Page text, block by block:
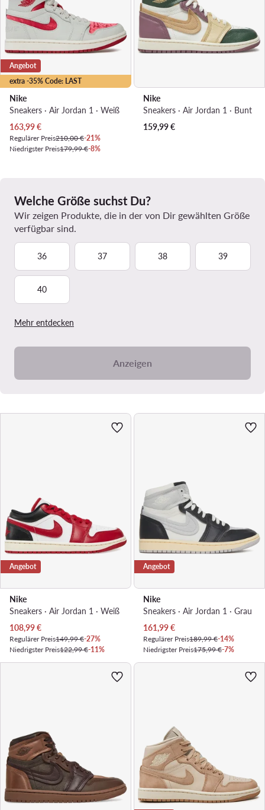
extra -35% Code: LAST
Angebot
Nike
Sneakers · Air Jordan 1 · Weiß
Aktueller Preis
163,99€
Regulärer Preis210,00 €-21%
Niedrigster Preis179,99 €-8%
Nike
Sneakers · Air Jordan 1 · Bunt
159,99€
Welche Größe suchst Du?
Wir zeigen Produkte, die in der von Dir gewählten Größe
verfügbar sind.
36 37 38 39
40
Mehr entdecken
Anzeigen
Angebot
Nike
Sneakers · Air Jordan 1 · Weiß
Aktueller Preis
108,99€
Regulärer Preis149,99 €-27%
Niedrigster Preis122,99 €-11%
Angebot
Nike
Sneakers · Air Jordan 1 · Grau
Aktueller Preis
161,99€
Regulärer Preis189,99 €-14%
Niedrigster Preis175,99 €-7%